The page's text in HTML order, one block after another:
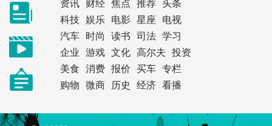
资讯 财经 焦点 推荐
头条
科技
娱乐 电影 星座
电视
汽车
时尚 读书 司法
学习
企业
游戏 文化 高尔夫
投资
美食
消费 报价 买车
专栏
购物
微商 历史 经济 看播